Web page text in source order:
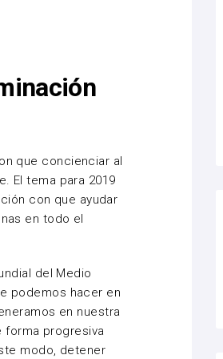
que concienciar al
El tema para 2019
con que ayudar
en todo el
del Medio
podemos hacer en
en nuestra
forma progresiva
modo, detener